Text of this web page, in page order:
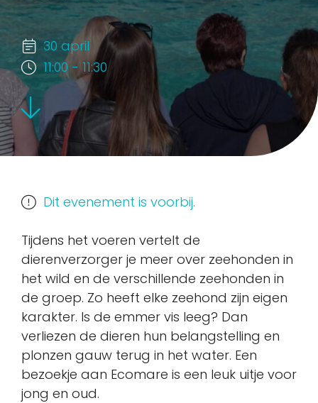
30 april
11:00 - 11:30
Dit evenement is voorbij.
Tijdens het voeren vertelt de
dierenverzorger je meer over zeehonden in
het wild en de verschillende zeehonden in
de groep. Zo heeft elke zeehond zijn eigen
karakter. Is de emmer vis leeg? Dan
verliezen de dieren hun belangstelling en
plonzen gauw terug in het water. Een
bezoekje aan Ecomare is een leuk uitje voor
jong en oud.